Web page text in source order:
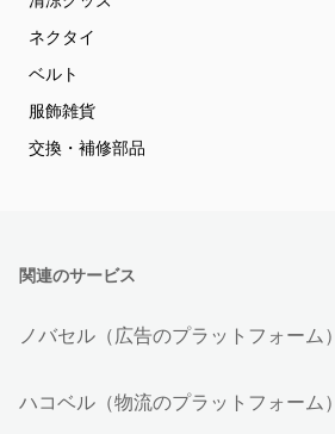
ネクタイ
ベルト
服飾雑貨
交換・補修部品
関連のサービス
ノバセル（広告のプラットフォーム）
ハコベル（物流のプラットフォーム）